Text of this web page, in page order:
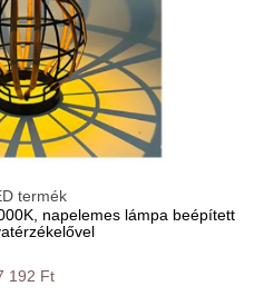
termék
napelemes lámpa beépített
192 Ft